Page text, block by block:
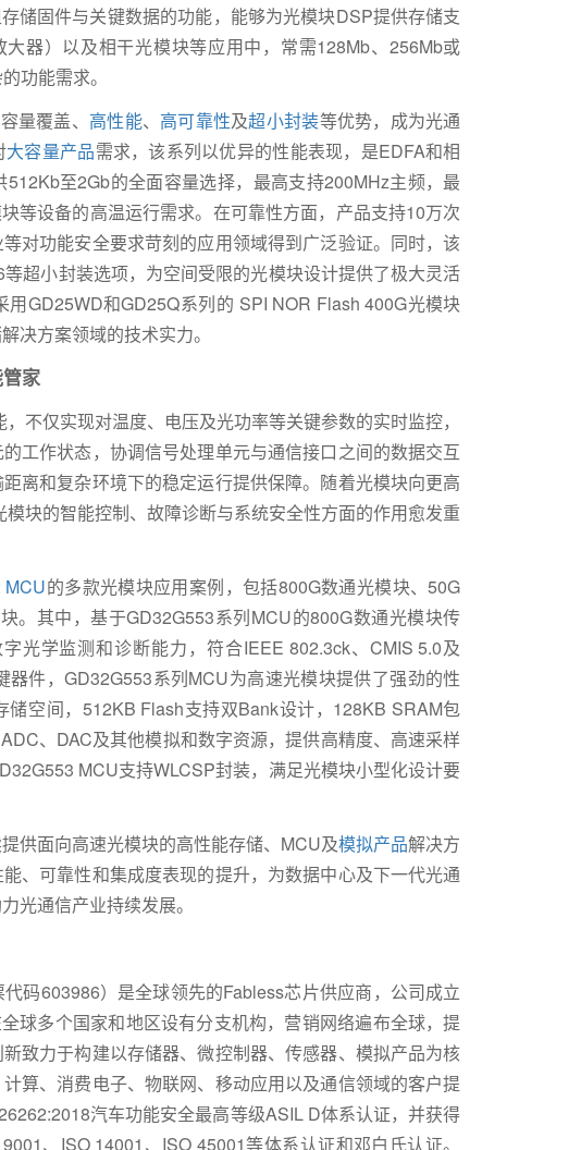
储固件与关键数据的功能，能够为光模块DSP提供存储支
器）以及相干光模块等应用中，常需128Mb、256Mb或
功能需求。
量覆盖、 高性能、 高可靠性及超小封装等优势，成为光通
大容量产品需求，该系列以优异的性能表现，是EDFA和相
至2Gb的全面容量选择，最高支持200MHz主频，最
等设备的高温运行需求。在可靠性方面，产品支持10万次
对功能安全要求苛刻的应用领域得到广泛验证。同时，该
超小封装选项，为空间受限的光模块设计提供了极大灵活
GD25WD和GD25Q系列的 SPI NOR Flash 400G光模块
决方案领域的技术实力。
家
不仅实现对温度、电压及光功率等关键参数的实时监控，
工作状态，协调信号处理单元与通信接口之间的数据交互
离和复杂环境下的稳定运行提供保障。随着光模块向更高
块的智能控制、故障诊断与系统安全性方面的作用愈发重
MCU的多款光模块应用案例，包括800G数通光模块、50G
。其中，基于GD32G553系列MCU的800G数通光模块传
光学监测和诊断能力，符合IEEE 802.3ck、CMIS 5.0及
件，GD32G553系列MCU为高速光模块提供了强劲的性
储空间，512KB Flash支持双Bank设计，128KB SRAM包
、DAC及其他模拟和数字资源，提供高精度、高速采样
MCU支持WLCSP封装，满足光模块小型化设计要
供面向高速光模块的高性能存储、MCU及模拟产品解决方
、可靠性和集成度表现的提升，为数据中心及下一代光通
光通信产业持续发展。
码603986）是全球领先的Fabless芯片供应商，公司成立
球多个国家和地区设有分支机构，营销网络遍布全球，提
致力于构建以存储器、微控制器、传感器、模拟产品为核
算、消费电子、物联网、移动应用以及通信领域的客户提
汽车功能安全最高等级ASIL D体系认证，并获得
、ISO 14001、ISO 45001等体系认证和邓白氏认证。